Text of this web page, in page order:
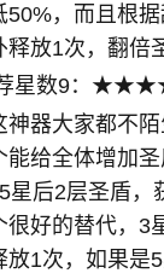
50%，而且根
放1次，翻倍
荐星数9：
器大家都不陌
能给全体增加
星后2层圣盾，
很好的替代，3
放1次，如果是